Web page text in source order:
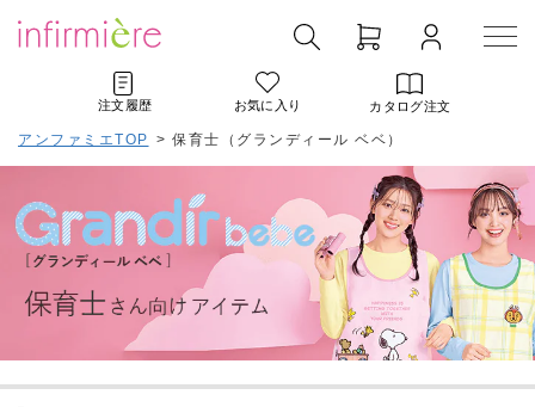
注文履歴 お気に入り カタログ注文
アンファミエTOP > 保育士（グランディール ベベ）